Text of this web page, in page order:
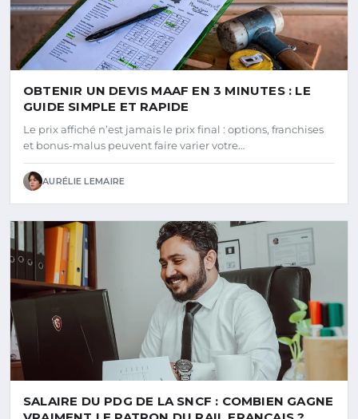
OBTENIR UN DEVIS MAAF EN 3 MINUTES : LE
GUIDE SIMPLE ET RAPIDE
Le prix affiché n’est jamais le prix final : options, franchises
et bonus-malus peuvent faire varier votre…
AURÉLIE LEMAIRE
SALAIRE DU PDG DE LA SNCF : COMBIEN GAGNE